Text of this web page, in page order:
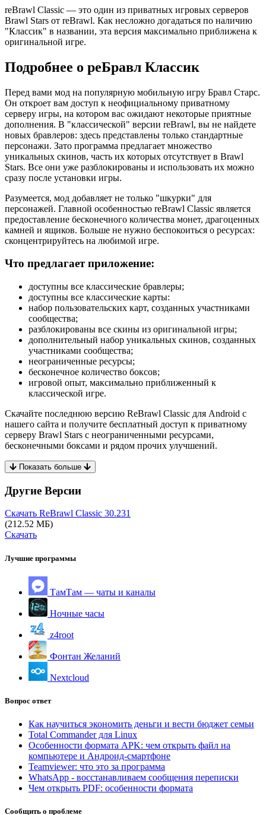
reBrawl Classic — это один из приватных игровых серверов
Brawl Stars от reBrawl. Как несложно догадаться по наличию
"Классик" в названии, эта версия максимально приближена к
оригинальной игре.
Подробнее о реБравл Классик
Перед вами мод на популярную мобильную игру Бравл Старс.
Он откроет вам доступ к неофициальному приватному
серверу игры, на котором вас ожидают некоторые приятные
дополнения. В "классической" версии reBrawl, вы не найдете
новых бравлеров: здесь представлены только стандартные
персонажи. Зато программа предлагает множество
уникальных скинов, часть их которых отсутствует в Brawl
Stars. Все они уже разблокированы и использовать их можно
сразу после установки игры.
Разумеется, мод добавляет не только "шкурки" для
персонажей. Главной особенностью reBrawl Classic является
предоставление бесконечного количества монет, драгоценных
камней и ящиков. Больше не нужно беспокоиться о ресурсах:
сконцентрируйтесь на любимой игре.
Что предлагает приложение:
доступны все классические бравлеры;
доступны все классические карты:
набор пользовательских карт, созданных участниками
сообщества;
разблокированы все скины из оригинальной игры;
дополнительный набор уникальных скинов, созданных
участниками сообщества;
неограниченные ресурсы;
бесконечное количество боксов;
игровой опыт, максимально приближенный к
классической игре.
Скачайте последнюю версию ReBrawl Classic для Android с
нашего сайта и получите бесплатный доступ к приватному
серверу Brawl Stars с неограниченными ресурсами,
бесконечными боксами и рядом прочих улучшений.
Показать больше
Другие Версии
Скачать ReBrawl Classic 30.231
(212.52 МБ)
Скачать
Лучшие программы
ТамТам — чаты и каналы
Ночные часы
z4root
Фонтан Желаний
Nextcloud
Вопрос ответ
Как научиться экономить деньги и вести бюджет семьи
Total Commander для Linux
Особенности формата APK: чем открыть файл на
компьютере и Андроид-смартфоне
Teamviewer: что это за программа
WhatsApp - восстанавливаем сообщения переписки
Чем открыть PDF: особенности формата
Сообщить о проблеме